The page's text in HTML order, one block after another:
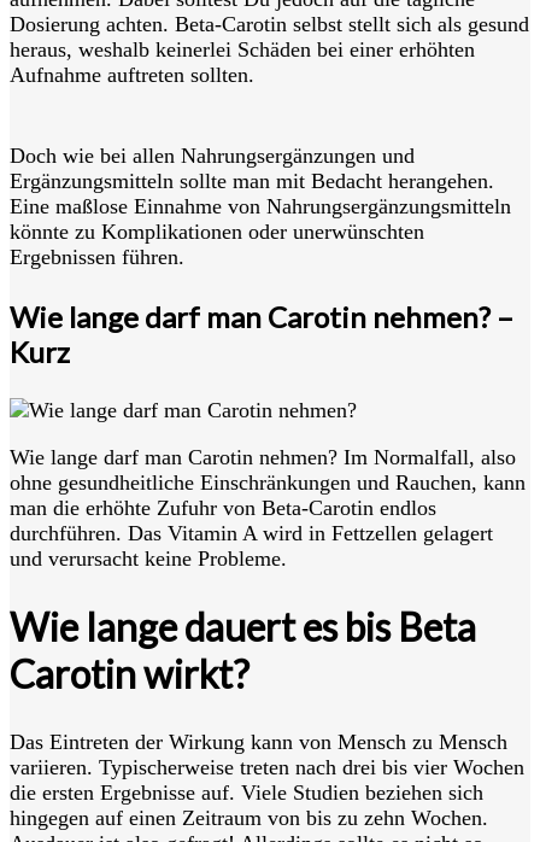
Dosierung achten. Beta-Carotin selbst stellt sich als gesund
heraus, weshalb keinerlei Schäden bei einer erhöhten
Aufnahme auftreten sollten.
Doch wie bei allen Nahrungsergänzungen und
Ergänzungsmitteln sollte man mit Bedacht herangehen.
Eine maßlose Einnahme von Nahrungsergänzungsmitteln
könnte zu Komplikationen oder unerwünschten
Ergebnissen führen.
Wie lange darf man Carotin nehmen? –
Kurz
Wie lange darf man Carotin nehmen? Im Normalfall, also
ohne gesundheitliche Einschränkungen und Rauchen, kann
man die erhöhte Zufuhr von Beta-Carotin endlos
durchführen. Das Vitamin A wird in Fettzellen gelagert
und verursacht keine Probleme.
Wie lange dauert es bis Beta
Carotin wirkt?
Das Eintreten der Wirkung kann von Mensch zu Mensch
variieren. Typischerweise treten nach drei bis vier Wochen
die ersten Ergebnisse auf. Viele Studien beziehen sich
hingegen auf einen Zeitraum von bis zu zehn Wochen.